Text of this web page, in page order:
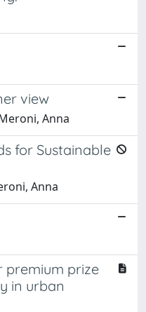
view
Anna
for Sustainable
Anna
premium prize
in urban